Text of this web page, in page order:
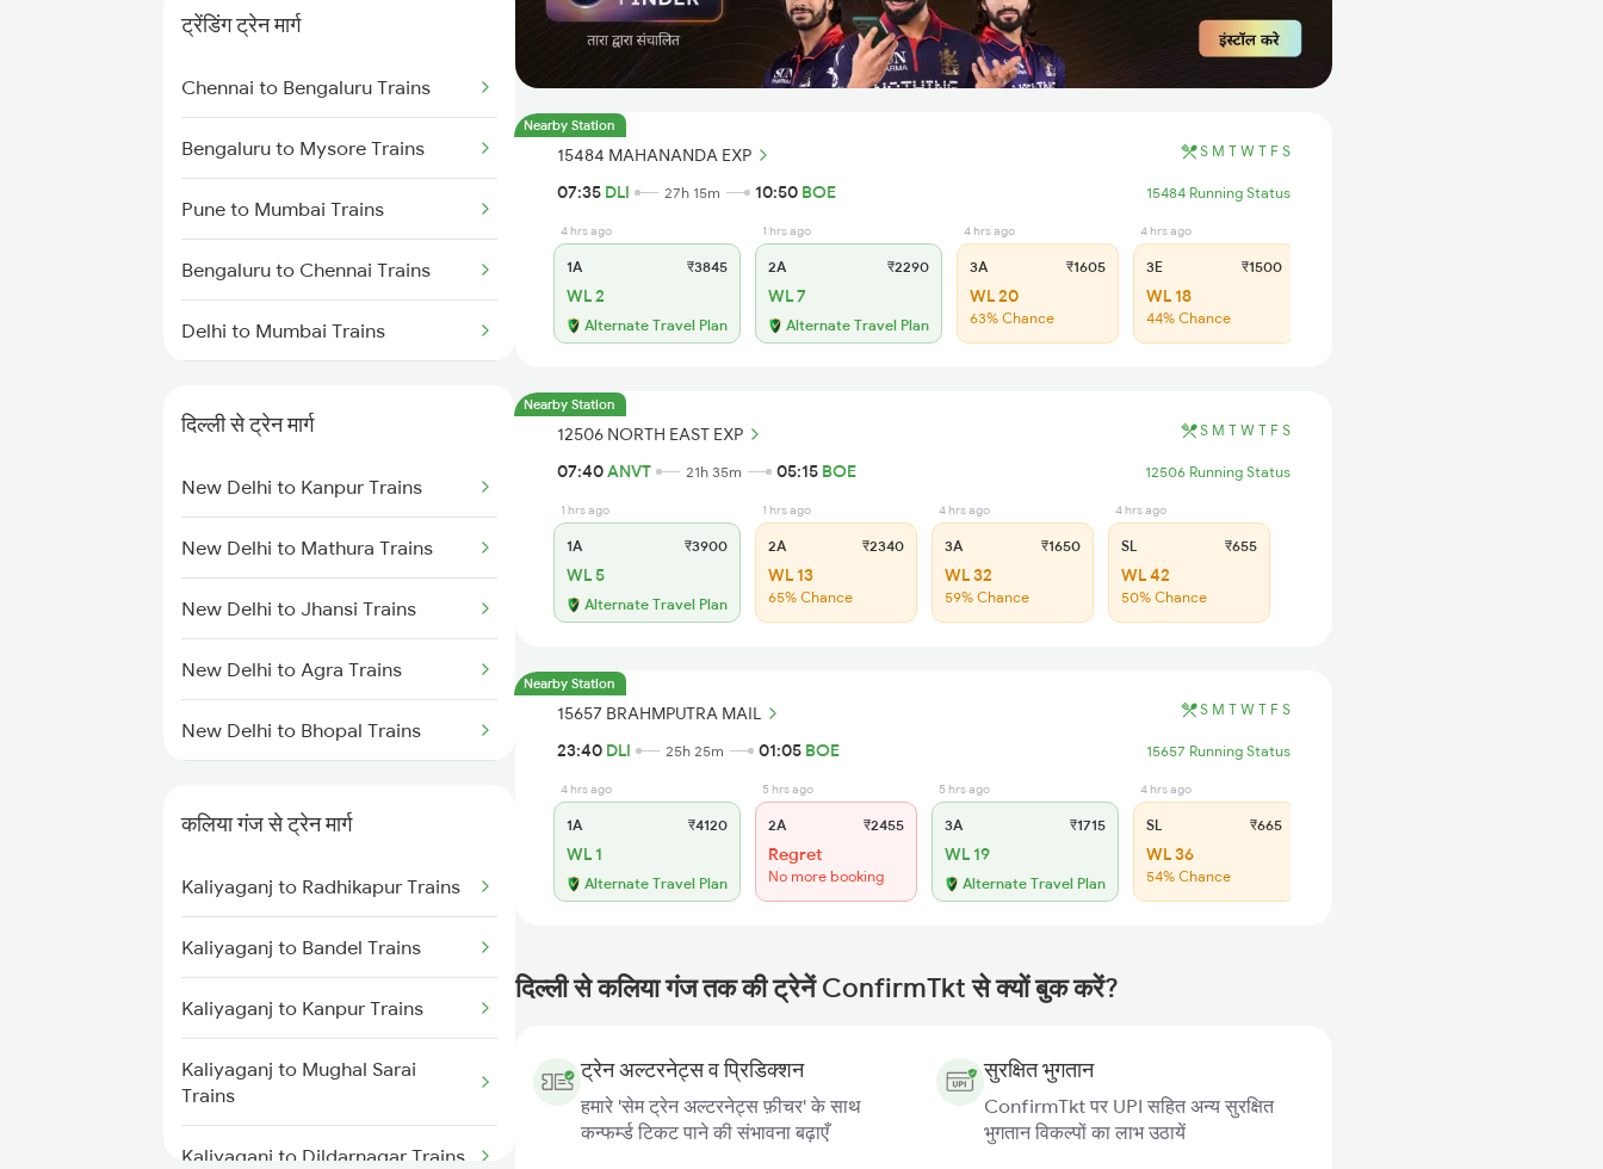
ट्रेंडिंग ट्रेन मार्ग
Chennai to Bengaluru Trains
Bengaluru to Mysore Trains
Pune to Mumbai Trains
Bengaluru to Chennai Trains
Delhi to Mumbai Trains
Mumbai to Delhi Trains
Mumbai to Goa Trains
Chennai to Coimbatore Trains
दिल्ली से ट्रेन मार्ग
New Delhi to Kanpur Trains
New Delhi to Mathura Trains
New Delhi to Jhansi Trains
New Delhi to Agra Trains
New Delhi to Bhopal Trains
कलिया गंज से ट्रेन मार्ग
Kaliyaganj to Radhikapur Trains
Kaliyaganj to Bandel Trains
Kaliyaganj to Kanpur Trains
Kaliyaganj to Mughal Sarai
Trains
Kaliyaganj to Dildarnagar Trains
Nearby Station
15484 MAHANANDA EXP S M T W T F S
07:35 DLI 27h 15m 10:50 BOE 15484 Running Status
4 hrs ago
1A ₹3845
WL 2
Alternate Travel Plan
1 hrs ago
2A ₹2290
WL 7
Alternate Travel Plan
4 hrs ago
3A ₹1605
WL 20
63% Chance
4 hrs ago
3E ₹1500
WL 18
44% Chance
Nearby Station
12506 NORTH EAST EXP S M T W T F S
07:40ANVT 21h 35m 05:15 BOE 12506 Running Status
1 hrs ago
1A ₹3900
WL 5
Alternate Travel Plan
1 hrs ago
2A ₹2340
WL 13
65% Chance
4 hrs ago
3A ₹1650
WL 32
59% Chance
4 hrs ago
SL ₹655
WL 42
50% Chance
Nearby Station
15657 BRAHMPUTRA MAIL S M T W T F S
23:40 DLI 25h 25m 01:05 BOE 15657 Running Status
4 hrs ago
1A ₹4120
WL 1
Alternate Travel Plan
5 hrs ago
2A ₹2455
Regret
No more booking
5 hrs ago
3A ₹1715
WL 19
Alternate Travel Plan
4 hrs ago
SL ₹665
WL 36
54% Chance
दिल्ली से कलिया गंज तक की ट्रेनें ConfirmTkt से क्यों बुक करें?
ट्रेन अल्टरनेट्स व प्रिडिक्शन
हमारे 'सेम ट्रेन अल्टरनेट्स फ़ीचर' के साथ
कन्फर्म्ड टिकट पाने की संभावना बढ़ाएँ
सुरक्षित भुगतान
ConfirmTkt पर UPI सहित अन्य सुरक्षित
भुगतान विकल्पों का लाभ उठायें